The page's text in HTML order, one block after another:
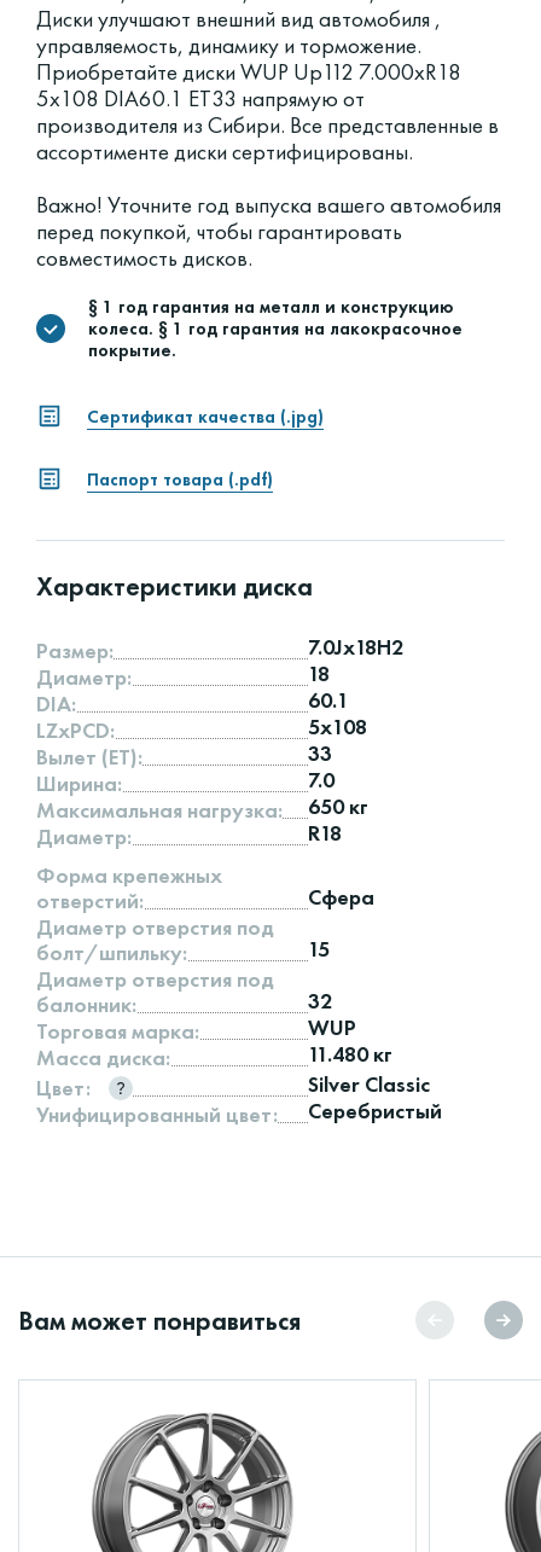
Диски улучшают внешний вид автомобиля ,
управляемость, динамику и торможение.
Приобретайте диски WUP Up112 7.000xR18
5x108 DIA60.1 ET33 напрямую от
производителя из Сибири. Все представленные в
ассортименте диски сертифицированы.
Важно! Уточните год выпуска вашего автомобиля
перед покупкой, чтобы гарантировать
совместимость дисков.
§ 1 год гарантия на металл и конструкцию
колеса. § 1 год гарантия на лакокрасочное
покрытие.
Сертификат качества (.jpg)
Паспорт товара (.pdf)
Характеристики диска
Размер:
7.0Jx18H2
Диаметр:
18
DIA:
60.1
LZxPCD:
5x108
Вылет (ET):
33
Ширина:
7.0
Максимальная нагрузка:
650 кг
Диаметр:
R18
Форма крепежных
отверстий:
Сфера
Диаметр отверстия под
болт/шпильку:
15
Диаметр отверстия под
балонник:
32
Торговая марка:
WUP
Масса диска:
11.480 кг
Цвет:
Silver Classic
Унифицированный цвет:
Серебристый
Вам может понравиться